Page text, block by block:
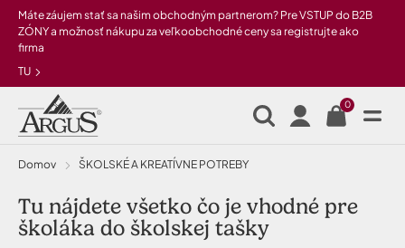
Preskočiť na hlavný obsah
Máte záujem stať sa našim obchodným partnerom? Pre VSTUP do B2B
ZÓNY a možnosť nákupu za veľkoobchodné ceny sa registrujte ako
firma
TU
0
Domov ŠKOLSKÉ A KREATÍVNE POTREBY
Tu nájdete všetko čo je vhodné pre
školáka do školskej tašky